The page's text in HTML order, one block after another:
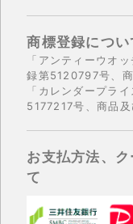
商標登録につい
「アンティーウオ
録第5120797号、
「カレンダープラ
5177217号、商品
お支払方法、
て